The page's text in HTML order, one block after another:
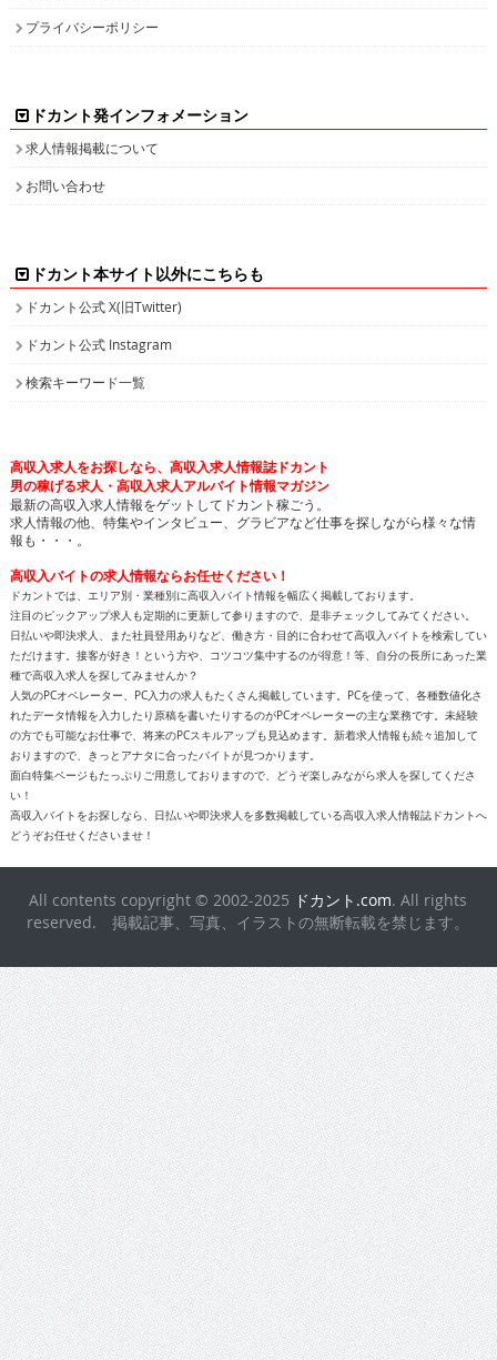
プライバシーポリシー
ドカント発インフォメーション
求人情報掲載について
お問い合わせ
ドカント本サイト以外にこちらも
ドカント公式 X(旧Twitter)
ドカント公式 Instagram
検索キーワード一覧
高収入求人をお探しなら、高収入求人情報誌ドカント
男の稼げる求人・高収入求人アルバイト情報マガジン
最新の高収入求人情報をゲットしてドカント稼ごう。
求人情報の他、特集やインタビュー、グラビアなど仕事を探しながら様々な情
報も・・・。
高収入バイトの求人情報ならお任せください！
ドカントでは、エリア別・業種別に高収入バイト情報を幅広く掲載しております。
注目のピックアップ求人も定期的に更新して参りますので、是非チェックしてみてください。
日払いや即決求人、また社員登用ありなど、働き方・目的に合わせて高収入バイトを検索してい
ただけます。接客が好き！という方や、コツコツ集中するのが得意！等、自分の長所にあった業
種で高収入求人を探してみませんか？
人気のPCオペレーター、PC入力の求人もたくさん掲載しています。PCを使って、各種数値化さ
れたデータ情報を入力したり原稿を書いたりするのがPCオペレーターの主な業務です。未経験
の方でも可能なお仕事で、将来のPCスキルアップも見込めます。新着求人情報も続々追加して
おりますので、きっとアナタに合ったバイトが見つかります。
面白特集ページもたっぷりご用意しておりますので、どうぞ楽しみながら求人を探してくださ
い！
高収入バイトをお探しなら、日払いや即決求人を多数掲載している高収入求人情報誌ドカントへ
どうぞお任せくださいませ！
All contents copyright © 2002-2025 ドカント.com. All rights
reserved. 掲載記事、写真、イラストの無断転載を禁じます。